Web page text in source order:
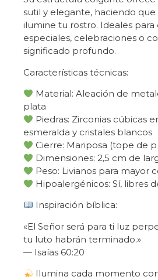
sutil y elegante, haciendo que
ilumine tu rostro. Ideales para
especiales, celebraciones o
significado profundo.
Características técnicas:
Material: Aleación de
plata
Piedras: Zirconias cúbicas
esmeralda y cristales blancos
Cierre: Mariposa (tope de
Dimensiones: 2,5 cm de
Peso: Livianos para mayor
Hipoalergénicos: Sí, libres
Inspiración bíblica:
«El Señor será para ti luz
tu luto habrán terminado.»
— Isaías 60:20
Ilumina cada momento